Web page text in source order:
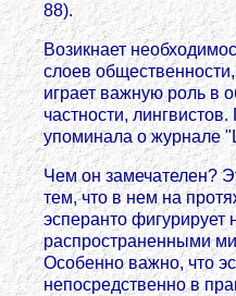
88).
Возикнает
слоев
играет важную роль в
частности,
упоминала о журнале
Чем он замечателен?
тем, что в нем на
эсперанто фигурирует
распространенными
Особенно важно, что
непосредственно в